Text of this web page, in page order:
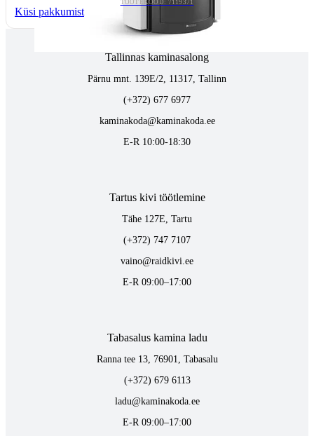
TOOTEKOOD: 7119371
Küsi pakkumist
Tallinnas kaminasalong
Pärnu mnt. 139E/2, 11317, Tallinn
(+372) 677 6977
kaminakoda@kaminakoda.ee
E-R 10:00-18:30
Tartus kivi töötlemine
Tähe 127E, Tartu
(+372) 747 7107
vaino@raidkivi.ee
E-R 09:00–17:00
Tabasalus kamina ladu
Ranna tee 13, 76901, Tabasalu
(+372) 679 6113
ladu@kaminakoda.ee
E-R 09:00–17:00